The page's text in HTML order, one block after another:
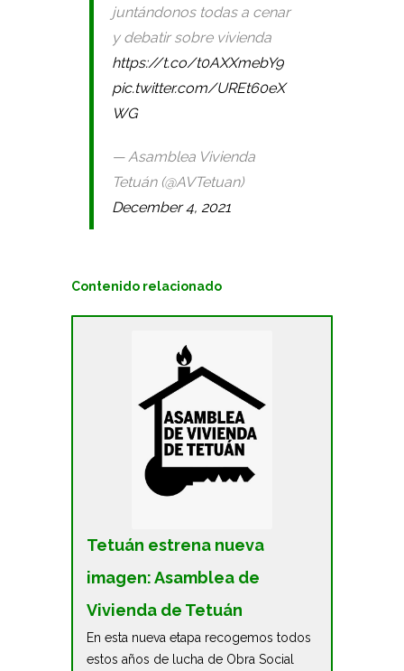
juntándonos todas a cenar
y debatir sobre vivienda
https://t.co/t0AXXmebY9
pic.twitter.com/UREt60eX
WG
— Asamblea Vivienda
Tetuán (@AVTetuan)
December 4, 2021
Contenido relacionado
Tetuán estrena nueva
imagen: Asamblea de
Vivienda de Tetuán
En esta nueva etapa recogemos todos
estos años de lucha de Obra Social